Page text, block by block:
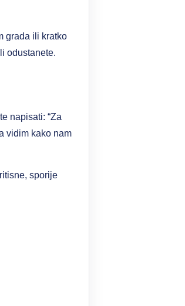
grada ili kratko
odustanete.
napisati: “Za
vidim kako nam
sporije